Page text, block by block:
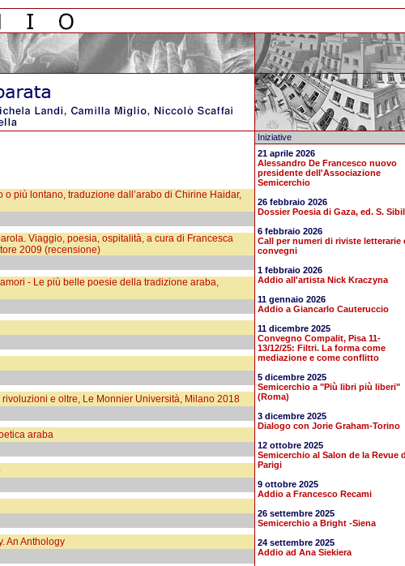
o più lontano, traduzione dall’arabo di Chirine Haidar,
Viaggio, poesia, ospitalità, a cura di Francesca
2009 (recensione)
- Le più belle poesie della tradizione araba,
e oltre, Le Monnier Università, Milano 2018
araba
An Anthology
Iniziative
21 aprile 2026
Alessandro De Francesco nuovo
presidente dell'Associazione
Semicerchio
26 febbraio 2026
Dossier Poesia di Gaza, ed. S.
6 febbraio 2026
Call per numeri di riviste letterarie
convegni
1 febbraio 2026
Addio all'artista Nick Kraczyna
11 gennaio 2026
Addio a Giancarlo Cauteruccio
11 dicembre 2025
Convegno Compalit, Pisa 11-
13/12/25: Filtri. La forma come
mediazione e come conflitto
5 dicembre 2025
Semicerchio a "Più libri più liberi"
(Roma)
3 dicembre 2025
Dialogo con Jorie Graham-Torino
12 ottobre 2025
Semicerchio al Salon de la Revue
Parigi
9 ottobre 2025
Addio a Francesco Recami
26 settembre 2025
Semicerchio a Bright -Siena
24 settembre 2025
Addio ad Ana Siekiera